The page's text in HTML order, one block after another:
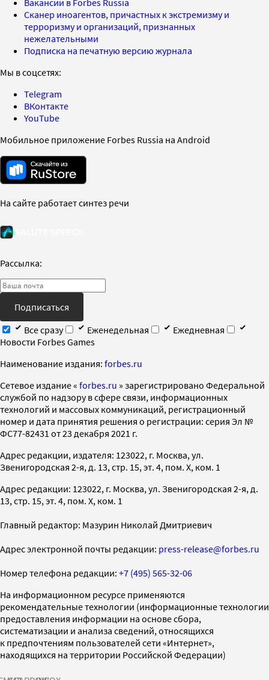
Сканер иноагентов, причастных к экстремизму и
терроризму и организаций, признанных
нежелательными
Подписка на печатную версию журнала
Мы в соцсетях:
Telegram
ВКонтакте
YouTube
Мобильное приложение Forbes Russia на Android
На сайте работает синтез речи
Рассылка:
Подписаться
Все сразу
Еженедельная
Ежедневная
Новости Forbes Games
Наименование издания: forbes.ru
Cетевое издание « forbes.ru » зарегистрировано Федеральной
службой по надзору в сфере связи, информационных
технологий и массовых коммуникаций, регистрационный
номер и дата принятия решения о регистрации: серия Эл №
ФС77-82431 от 23 декабря 2021 г.
Адрес редакции, издателя: 123022, г. Москва, ул.
Звенигородская 2-я, д. 13, стр. 15, эт. 4, пом. X, ком. 1
Адрес редакции: 123022, г. Москва, ул. Звенигородская 2-я, д.
13, стр. 15, эт. 4, пом. X, ком. 1
Главный редактор: Мазурин Николай Дмитриевич
Адрес электронной почты редакции: press-release@forbes.ru
Номер телефона редакции: +7 (495) 565-32-06
На информационном ресурсе применяются
рекомендательные технологии (информационные технологии
предоставления информации на основе сбора,
систематизации и анализа сведений, относящихся
к предпочтениям пользователей сети «Интернет»,
находящихся на территории Российской Федерации)